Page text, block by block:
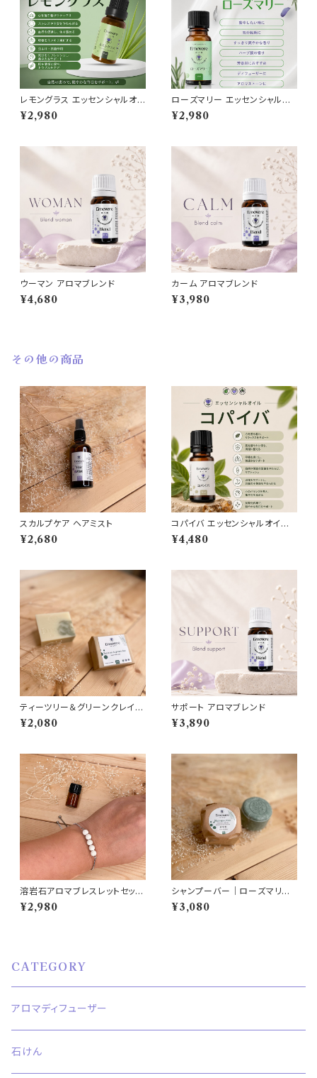
レモングラス エッセンシャルオイ
ル
¥2,980
ローズマリー エッセンシャルオ
イル
¥2,980
ウーマン アロマブレンド
¥4,680
カーム アロマブレンド
¥3,980
その他の商品
スカルプケア ヘアミスト
¥2,680
コパイバ エッセンシャルオイル 1
0ml
¥4,480
ティーツリー＆グリーンクレイ
ナチュラル石けん
¥2,080
サポート アロマブレンド
¥3,890
溶岩石アロマブレスレットセット
｜精油2ml付き
¥2,980
シャンプーバー｜ローズマリー・
ティーツリー・ペパーミント
¥3,080
CATEGORY
アロマディフューザー
石けん